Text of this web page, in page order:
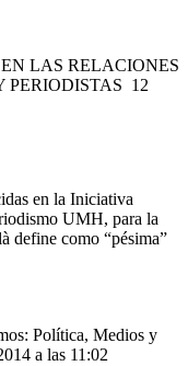
LAS RELACIONES
PERIODISTAS 12
en la Iniciativa
UMH, para la
define como “pésima”
Política, Medios y
a las 11:02